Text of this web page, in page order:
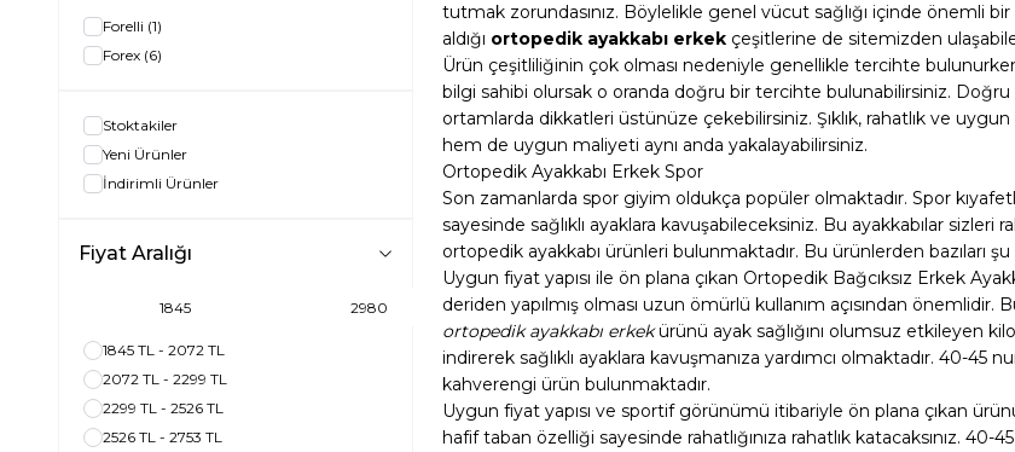
Forelli (1)
Forex (6)
Stoktakiler
Yeni Ürünler
İndirimli Ürünler
Fiyat Aralığı
1845 TL - 2072 TL
2072 TL - 2299 TL
2299 TL - 2526 TL
2526 TL - 2753 TL
tutmak zorundasınız. Böylelikle genel vücut sağlığı içinde önemli
aldığı ortopedik ayakkabı erkek çeşitlerine de sitemizden
Ürün çeşitliliğinin çok olması nedeniyle genellikle tercihte
bilgi sahibi olursak o oranda doğru bir tercihte bulunabilirsiniz.
ortamlarda dikkatleri üstünüze çekebilirsiniz. Şıklık, rahatlık ve
hem de uygun maliyeti aynı anda yakalayabilirsiniz.
Ortopedik Ayakkabı Erkek Spor
Son zamanlarda spor giyim oldukça popüler olmaktadır. Spor
sayesinde sağlıklı ayaklara kavuşabileceksiniz. Bu ayakkabılar
ortopedik ayakkabı ürünleri bulunmaktadır. Bu ürünlerden bazıları
Uygun fiyat yapısı ile ön plana çıkan Ortopedik Bağcıksız Erkek
deriden yapılmış olması uzun ömürlü kullanım açısından
ortopedik ayakkabı erkekürünü ayak sağlığını olumsuz etkileyen
indirerek sağlıklı ayaklara kavuşmanıza yardımcı olmaktadır. 40-
kahverengi ürün bulunmaktadır.
Uygun fiyat yapısı ve sportif görünümü itibariyle ön plana çıkan
hafif taban özelliği sayesinde rahatlığınıza rahatlık katacaksınız.